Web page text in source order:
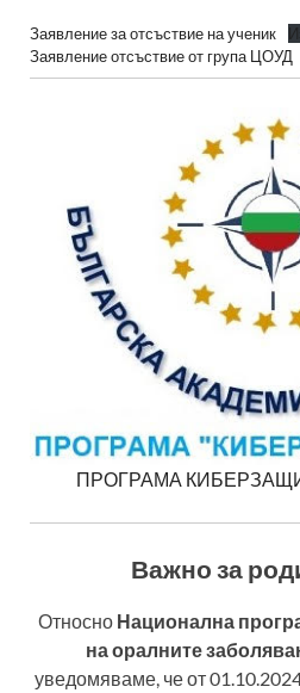
Заявление за отсъствие на ученик
Заявление отсъствие от група ЦОУД
ПРОГРАМА
Важно за
Относно Национална
на оралните
уведомяваме, че от